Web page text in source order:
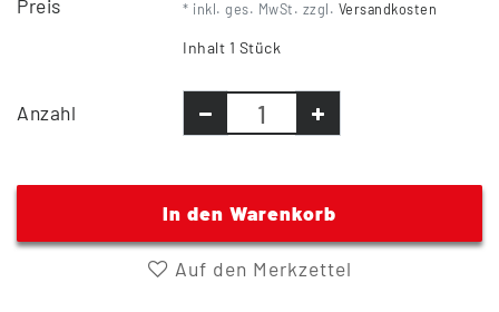
Preis * inkl. ges. MwSt. zzgl. Versandkosten
Inhalt 1 Stück
Anzahl
In den Warenkorb
Auf den Merkzettel